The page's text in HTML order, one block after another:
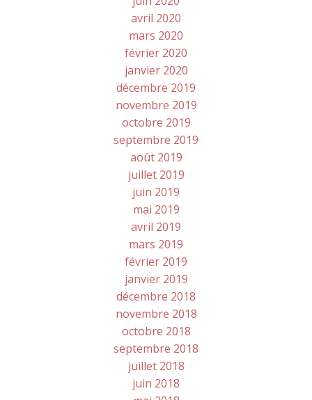
avril 2020
mars 2020
février 2020
janvier 2020
décembre 2019
novembre 2019
octobre 2019
septembre 2019
août 2019
juillet 2019
juin 2019
mai 2019
avril 2019
mars 2019
février 2019
janvier 2019
décembre 2018
novembre 2018
octobre 2018
septembre 2018
juillet 2018
juin 2018